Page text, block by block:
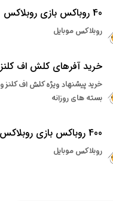
40 روباکس بازی روبلاکس
روبلاکس موبایل
خرید آفرهای کلش اف کلنز
خرید پیشنهاد ویژه کلش اف کلنز و
بسته های روزانه
400 روباکس بازی روبلاکس
روبلاکس موبایل